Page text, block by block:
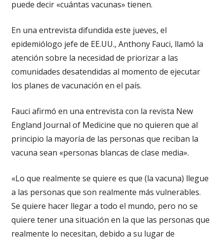
puede decir «cuántas vacunas» tienen.
En una entrevista difundida este jueves, el
epidemiólogo jefe de EE.UU., Anthony Fauci, llamó la
atención sobre la necesidad de priorizar a las
comunidades desatendidas al momento de ejecutar
los planes de vacunación en el país.
Fauci afirmó en una entrevista con la revista New
England Journal of Medicine que no quieren que al
principio la mayoría de las personas que reciban la
vacuna sean «personas blancas de clase media».
«Lo que realmente se quiere es que (la vacuna) llegue
a las personas que son realmente más vulnerables.
Se quiere hacer llegar a todo el mundo, pero no se
quiere tener una situación en la que las personas que
realmente lo necesitan, debido a su lugar de